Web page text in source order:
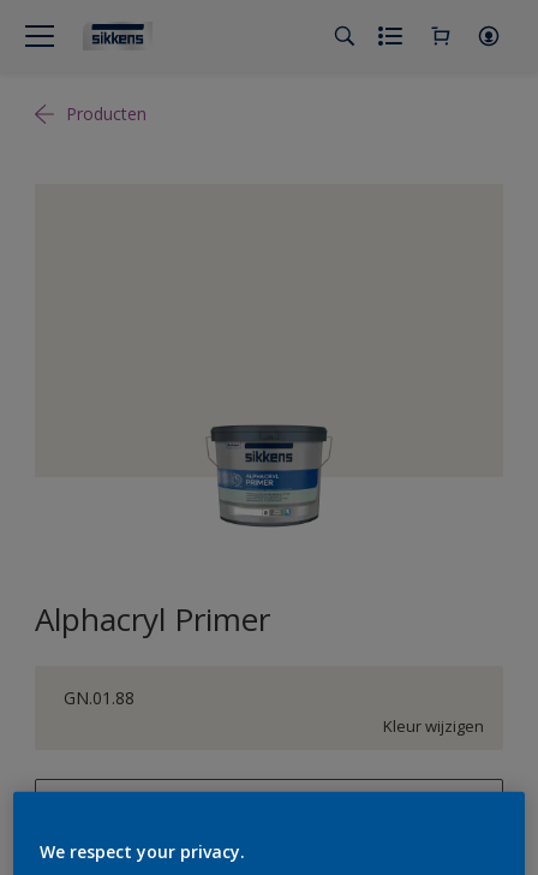
Producten
Alphacryl Primer
GN.01.88
Kleur wijzigen
1 L
We respect your privacy.